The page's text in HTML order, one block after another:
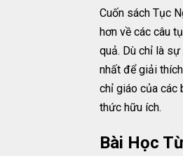
Cuốn sách Tục
hơn về các câu
quả. Dù chỉ là
nhất để giải
chỉ giáo của các
thức hữu ích.
Bài Học